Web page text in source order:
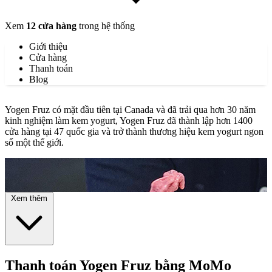
Xem 12 cửa hàng trong hệ thống
Giới thiệu
Cửa hàng
Thanh toán
Blog
Yogen Fruz có mặt đầu tiên tại Canada và đã trải qua hơn 30 năm
kinh nghiệm làm kem yogurt, Yogen Fruz đã thành lập hơn 1400
cửa hàng tại 47 quốc gia và trở thành thương hiệu kem yogurt ngon
số một thế giới.
Xem thêm
Thanh toán Yogen Fruz bằng MoMo